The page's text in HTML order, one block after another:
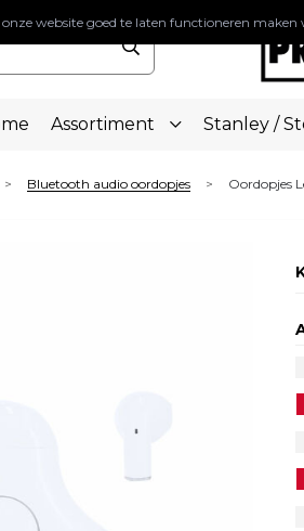
Assortiment Stanley /
> Bluetooth audio oordopjes > Oordopjes
website goed te laten functioneren maken